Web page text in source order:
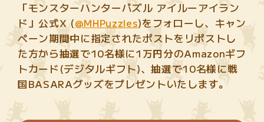
「モンスターハンターパズル アイルーアイラン
ド」公式X (@MHPuzzles)をフォローし、キャン
ペーン期間中に指定されたポストをリポストし
た方から抽選で10名様に1万円分のAmazonギフ
トカード(デジタルギフト)、抽選で10名様に戦
国BASARAグッズをプレゼントいたします。